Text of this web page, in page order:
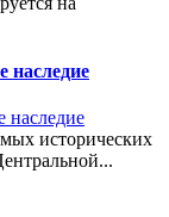
наследие
исторических